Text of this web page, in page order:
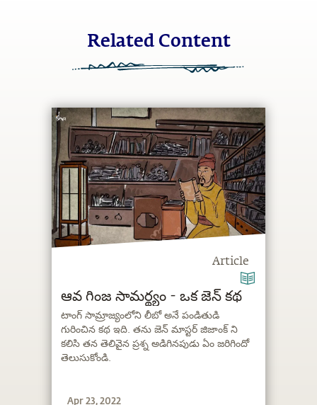
Related Content
Article
ఆవ గింజ సామర్థ్యం - ఒక జెన్ కథ
టాంగ్ సామ్రాజ్యంలోని లీబో అనే పండితుడి
గురించిన కథ ఇది. తను జెన్ మాస్టర్ జిజాంక్ ని
కలిసి తన తెలివైన ప్రశ్న అడిగినపుడు ఏం జరిగిందో
తెలుసుకోండి.
Apr 23, 2022